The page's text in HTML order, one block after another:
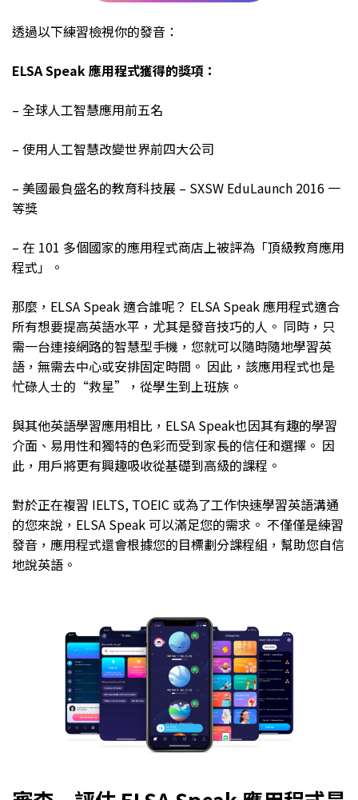
透過以下練習檢視你的發音：
ELSA Speak 應用程式獲得的獎項：
– 全球人工智慧應用前五名
– 使用人工智慧改變世界前四大公司
– 美國最負盛名的教育科技展 – SXSW EduLaunch 2016 一
等獎
– 在 101 多個國家的應用程式商店上被評為「頂級教育應用
程式」。
那麼，ELSA Speak 適合誰呢？ ELSA Speak 應用程式適合
所有想要提高英語水平，尤其是發音技巧的人。 同時，只
需一台連接網路的智慧型手機，您就可以隨時隨地學習英
語，無需去中心或安排固定時間。 因此，該應用程式也是
忙碌人士的“救星”，從學生到上班族。
與其他英語學習應用相比，ELSA Speak也因其有趣的學習
介面、易用性和獨特的色彩而受到家長的信任和選擇。 因
此，用戶將更有興趣吸收從基礎到高級的課程。
對於正在複習 IELTS, TOEIC 或為了工作快速學習英語溝通
的您來說，ELSA Speak 可以滿足您的需求。 不僅僅是練習
發音，應用程式還會根據您的目標劃分課程組，幫助您自信
地說英語。